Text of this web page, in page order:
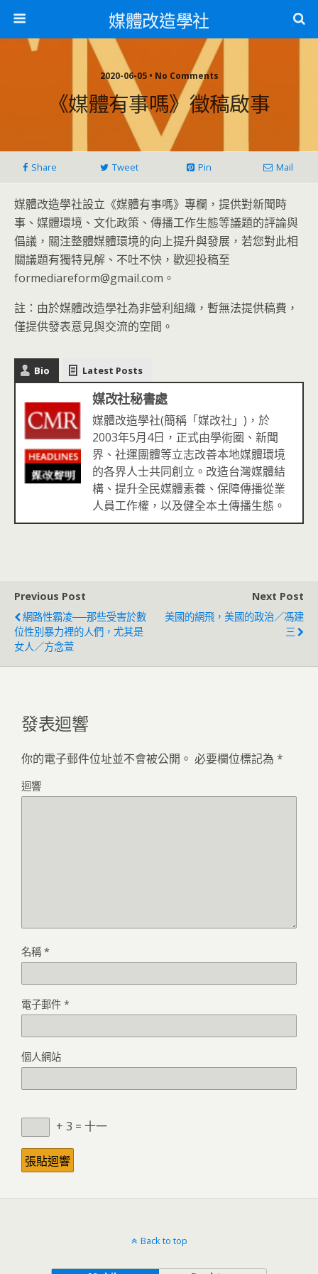
媒體改造學社
2020-06-05 • No Comments
《媒體有事嗎》徵稿啟事
Share Tweet Pin Mail
媒體改造學社設立《媒體有事嗎》專欄，提供對新聞時
事、媒體環境、文化政策、傳播工作生態等議題的評論與
倡議，關注整體媒體環境的向上提升與發展，若您對此相
關議題有獨特見解、不吐不快，歡迎投稿至
formediareform@gmail.com。
註：由於媒體改造學社為非營利組織，暫無法提供稿費，
僅提供發表意見與交流的空間。
Bio Latest Posts
媒改社秘書處
媒體改造學社(簡稱「媒改社」)，於
2003年5月4日，正式由學術圈、新聞
界、社運團體等立志改善本地媒體環境
的各界人士共同創立。改造台灣媒體結
構、提升全民媒體素養、保障傳播從業
人員工作權，以及健全本土傳播生態。
Previous Post
網路性霸凌──那些受害於數
位性別暴力裡的人們，尤其是
女人／方念萱
Next Post
美國的網飛，美國的政治／馮建
三
發表迴響
你的電子郵件位址並不會被公開。 必要欄位標記為 *
迴響
名稱 *
電子郵件 *
個人網站
+ 3 = 十一
Back to top